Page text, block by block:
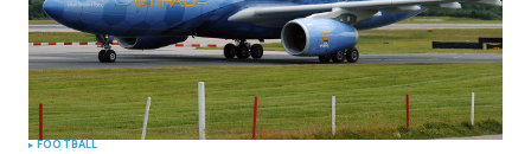
FOOTBALL